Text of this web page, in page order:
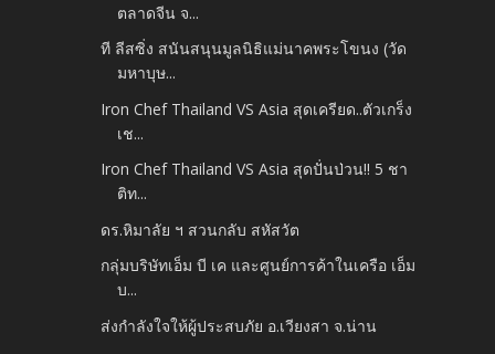
ตลาดจีน จ...
ที ลีสซิ่ง สนันสนุนมูลนิธิแม่นาคพระโขนง (วัด
มหาบุษ...
Iron Chef Thailand VS Asia สุดเครียด..ตัวเกร็ง
เช...
Iron Chef Thailand VS Asia สุดปั่นป่วน!! 5 ชา
ติท...
ดร.หิมาลัย ฯ สวนกลับ สหัสวัต
กลุ่มบริษัทเอ็ม บี เค และศูนย์การค้าในเครือ เอ็ม
บ...
ส่งกำลังใจให้ผู้ประสบภัย อ.เวียงสา จ.น่าน